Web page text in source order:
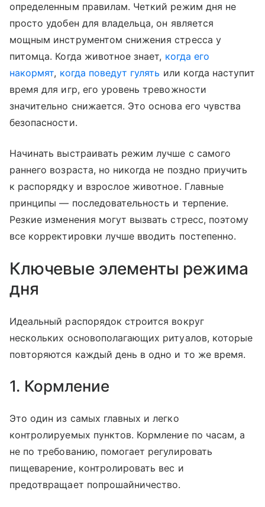
определенным правилам. Четкий режим дня не
просто удобен для владельца, он является
мощным инструментом снижения стресса у
питомца. Когда животное знает, когда его
накормят, когда поведут гулять или когда наступит
время для игр, его уровень тревожности
значительно снижается. Это основа его чувства
безопасности.
Начинать выстраивать режим лучше с самого
раннего возраста, но никогда не поздно приучить
к распорядку и взрослое животное. Главные
принципы — последовательность и терпение.
Резкие изменения могут вызвать стресс, поэтому
все корректировки лучше вводить постепенно.
Ключевые элементы режима
дня
Идеальный распорядок строится вокруг
нескольких основополагающих ритуалов, которые
повторяются каждый день в одно и то же время.
1. Кормление
Это один из самых главных и легко
контролируемых пунктов. Кормление по часам, а
не по требованию, помогает регулировать
пищеварение, контролировать вес и
предотвращает попрошайничество.